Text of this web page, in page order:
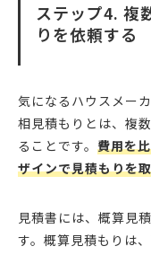
ステップ4. 複
りを依頼する
気になるハウスメー
相見積もりとは、複
ることです。 費用を
ザインで見積もりを
見積書には、概算見
す。概算見積もりは